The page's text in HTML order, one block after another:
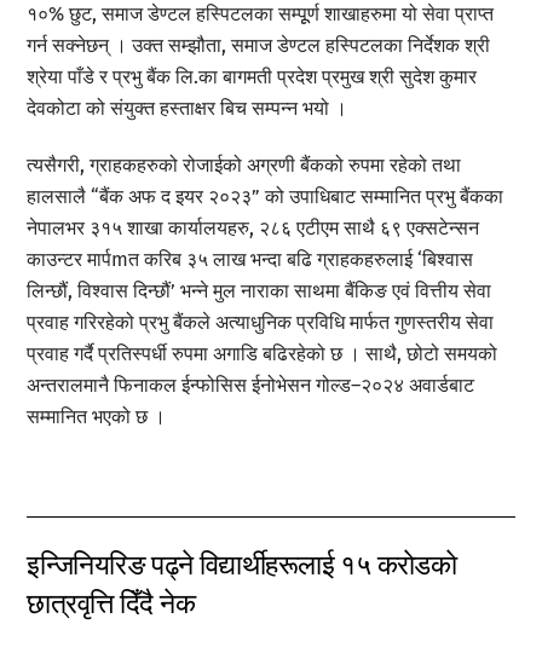
१०% छुट, समाज डेण्टल हस्पिटलका सम्पूूर्ण शाखाहरुमा यो सेवा प्राप्त
गर्न सक्नेछन् । उक्त सम्झौता, समाज डेण्टल हस्पिटलका निर्देशक श्री
श्रेया पाँडे र प्रभु बैंक लि.का बागमती प्रदेश प्रमुख श्री सुदेश कुमार
देवकोटा को संयुक्त हस्ताक्षर बिच सम्पन्न भयो ।
त्यसैगरी, ग्राहकहरुको रोजाईको अग्रणी बैंकको रुपमा रहेको तथा
हालसालै “बैंक अफ द इयर २०२३” को उपाधिबाट सम्मानित प्रभु बैंकका
नेपालभर ३१५ शाखा कार्यालयहरु, २८६ एटीएम साथै ६९ एक्सटेन्सन
काउन्टर मार्पmत करिब ३५ लाख भन्दा बढि ग्राहकहरुलाई ‘बिश्वास
लिन्छौं, विश्वास दिन्छौं’ भन्ने मुल नाराका साथमा बैंकिङ एवं वित्तीय सेवा
प्रवाह गरिरहेको प्रभु बैंकले अत्याधुनिक प्रविधि मार्फत गुणस्तरीय सेवा
प्रवाह गर्दै प्रतिस्पर्धी रुपमा अगाडि बढिरहेको छ । साथै, छोटो समयको
अन्तरालमानै फिनाकल ईन्फोसिस ईनोभेसन गोल्ड–२०२४ अवार्डबाट
सम्मानित भएको छ ।
इन्जिनियरिङ पढ्ने विद्यार्थीहरूलाई १५ कराेडकाे
छात्रवृत्ति दिँदै नेक